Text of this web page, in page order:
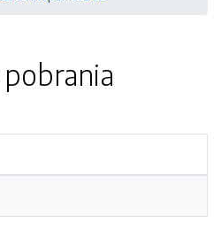
pobrania